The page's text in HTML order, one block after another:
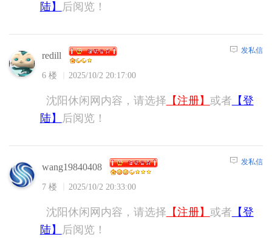
陆】
后阅览！
redill
6 楼 2025/10/2 20:17:00
发私信
沈阳休闲网内容，请选择 【注册】 或者 【登
陆】
后阅览！
wang19840408
7 楼 2025/10/2 20:33:00
发私信
沈阳休闲网内容，请选择 【注册】 或者 【登
陆】
后阅览！